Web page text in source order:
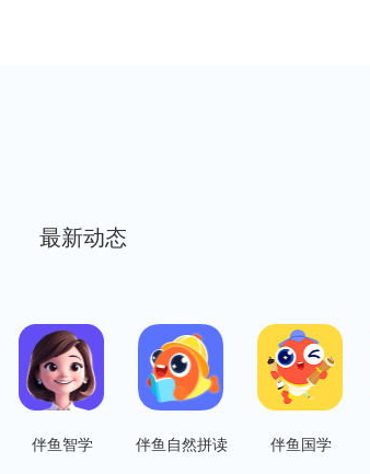
最新动态
伴鱼智学 伴鱼自然拼读 伴鱼国学